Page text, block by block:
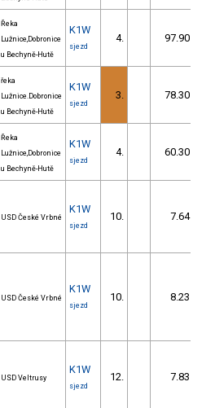
Řeka
Lužnice,Dobronice
u Bechyně-Hutě
K1W
sjezd
4. 97.90
řeka
Lužnice.Dobronice
u Bechyně-Hutě
K1W
sjezd
3. 78.30
Řeka
Lužnice,Dobronice
u Bechyně-Hutě
K1W
sjezd
4. 60.30
USD České Vrbné
K1W
sjezd
10. 7.64
USD České Vrbné
K1W
sjezd
10. 8.23
USD Veltrusy
K1W
sjezd
12. 7.83